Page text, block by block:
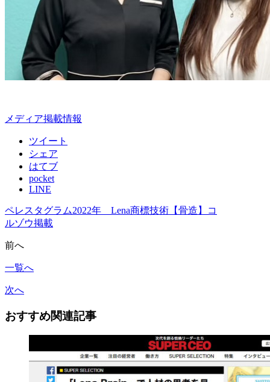
メディア掲載情報
ツイート
シェア
はてブ
pocket
LINE
ペレスタグラム2022年 Lena商標技術【骨造】コ
ルゾウ掲載
前へ
一覧へ
次へ
おすすめ関連記事